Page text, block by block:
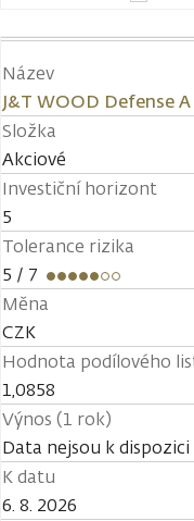
Název
J&T WOOD Defense A
Složka
Akciové
Investiční horizont
5
Tolerance rizika
5 / 7
Měna
CZK
Hodnota podílového
1,0858
Výnos (1 rok)
Data nejsou k dispozici
K datu
6. 8. 2026